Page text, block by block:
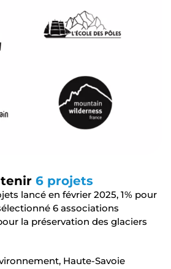
6 projets
lancé en février 2025, 1% pour
6 associations
la préservation des glaciers
Haute-Savoie